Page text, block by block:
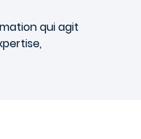
qui agit